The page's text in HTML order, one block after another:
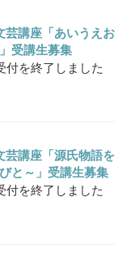
芸講座「あいうえお
受講生募集
付を終了しました
講座「源氏物語を
と～」受講生募集
付を終了しました